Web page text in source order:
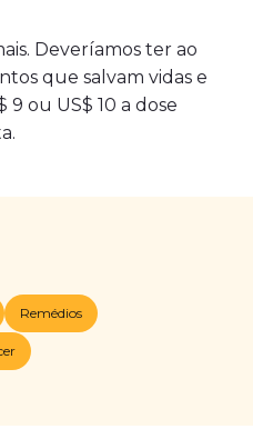
Deveríamos ter ao
que salvam vidas e
ou US$ 10 a dose
Remédios